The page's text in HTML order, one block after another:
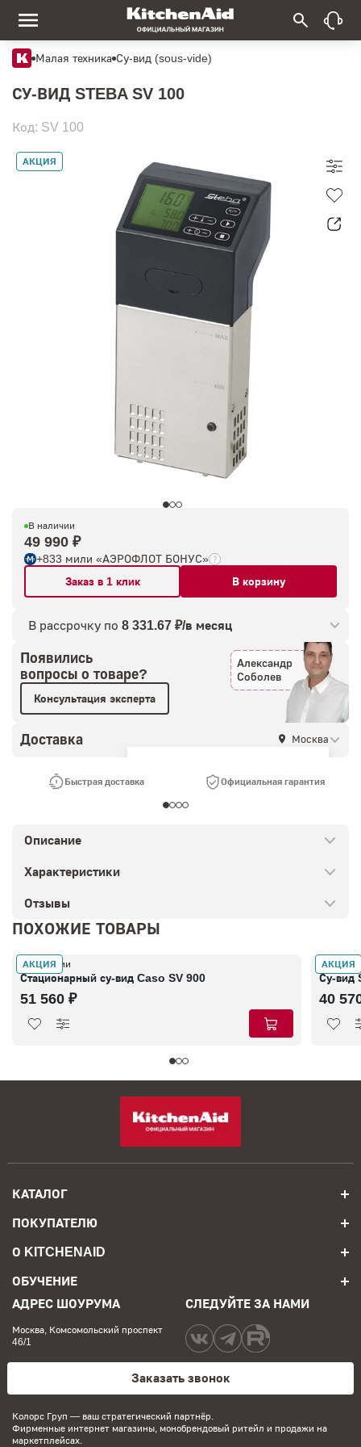
Малая техника Су-вид (sous-vide)
СУ-ВИД STEBA SV 100
Код: SV 100
АКЦИЯ
В наличии
49 990 ₽
+833 мили «АЭРОФЛОТ БОНУС»
Заказ в 1 клик
В корзину
В рассрочку по 8 331.67 ₽/в месяц
Появились
вопросы о товаре?
Консультация эксперта
Александр
Соболев
Доставка Москва
Быстрая доставка Официальная гарантия
Описание
Характеристики
Отзывы
ПОХОЖИЕ ТОВАРЫ
АКЦИЯ
В наличии
Стационарный су-вид Caso SV 900
51 560 ₽
АКЦИЯ
В
Су-вид
40
КАТАЛОГ
ПОКУПАТЕЛЮ
О KITCHENAID
ОБУЧЕНИЕ
АДРЕС ШОУРУМА
Москва, Комсомольский проспект
46/1
СЛЕДУЙТЕ ЗА НАМИ
Заказать звонок
Колорс Груп — ваш стратегический партнёр.
Фирменные интернет магазины, монобрендовый ритейл и продажи на
маркетплейсах.